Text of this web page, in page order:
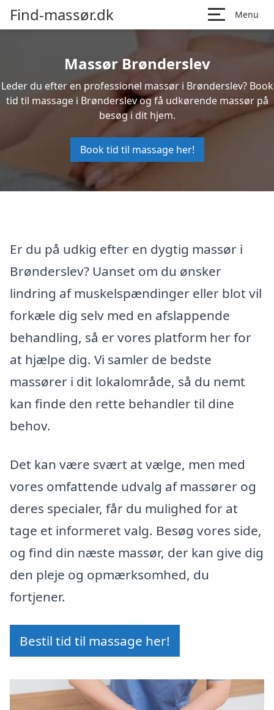
Find-massør.dk Menu
Massør Brønderslev
Leder du efter en professionel massør i Brønderslev? Book
tid til massage i Brønderslev og få udkørende massør på
besøg i dit hjem.
Book tid til massage her!
Er du på udkig efter en dygtig massør i
Brønderslev? Uanset om du ønsker
lindring af muskelspændinger eller blot vil
forkæle dig selv med en afslappende
behandling, så er vores platform her for
at hjælpe dig. Vi samler de bedste
massører i dit lokalområde, så du nemt
kan finde den rette behandler til dine
behov.
Det kan være svært at vælge, men med
vores omfattende udvalg af massører og
deres specialer, får du mulighed for at
tage et informeret valg. Besøg vores side,
og find din næste massør, der kan give dig
den pleje og opmærksomhed, du
fortjener.
Bestil tid til massage her!